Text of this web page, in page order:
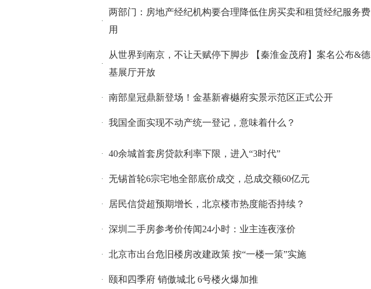
·
两部门：房地产经纪机构要合理降低住房买卖和租赁经纪服务费
用
·
从世界到南京，不让天赋停下脚步 【秦淮金茂府】案名公布&德
基展厅开放
· 南部皇冠鼎新登场！金基新睿樾府实景示范区正式公开
· 我国全面实现不动产统一登记，意味着什么？
· 40余城首套房贷款利率下限，进入“3时代”
· 无锡首轮6宗宅地全部底价成交，总成交额60亿元
· 居民信贷超预期增长，北京楼市热度能否持续？
· 深圳二手房参考价传闻24小时：业主连夜涨价
· 北京市出台危旧楼房改建政策 按“一楼一策”实施
· 颐和四季府 销傲城北 6号楼火爆加推